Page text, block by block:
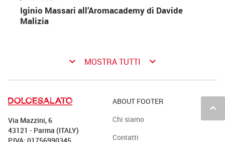
Iginio Massari all’Aromacademy di Davide
Malizia
keyboard_arrow_down MOSTRA TUTTI keyboard_arrow_down
keyboard_arrow_up
Via Mazzini, 6
43121 - Parma (ITALY)
ABOUT FOOTER
Chi siamo
Contatti